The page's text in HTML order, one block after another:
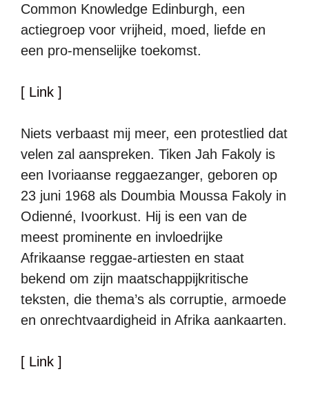
Common Knowledge Edinburgh, een
actiegroep voor vrijheid, moed, liefde en
een pro-menselijke toekomst.
[ Link ]
Niets verbaast mij meer, een protestlied dat
velen zal aanspreken. Tiken Jah Fakoly is
een Ivoriaanse reggaezanger, geboren op
23 juni 1968 als Doumbia Moussa Fakoly in
Odienné, Ivoorkust. Hij is een van de
meest prominente en invloedrijke
Afrikaanse reggae-artiesten en staat
bekend om zijn maatschappijkritische
teksten, die thema’s als corruptie, armoede
en onrechtvaardigheid in Afrika aankaarten.
[ Link ]